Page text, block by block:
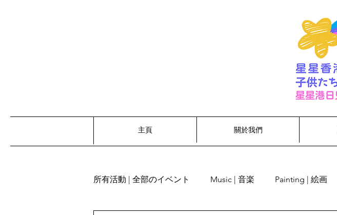
主頁 關於我們
所有活動 | 全部のイベント Music | 音楽 Painting | 絵画